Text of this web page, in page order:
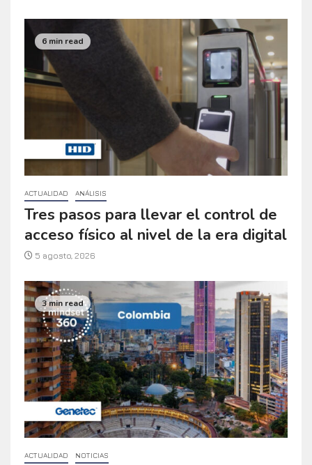
6 min read
ACTUALIDAD ANÁLISIS
Tres pasos para llevar el control de
acceso físico al nivel de la era digital
5 agosto, 2026
3 min read
ACTUALIDAD NOTICIAS